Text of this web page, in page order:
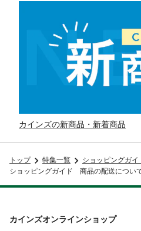
カインズの新商品・新着商品
トップ 特集一覧
ショッピングガイ
ショッピングガイド 商品の配送につい
カインズオンラインショップ